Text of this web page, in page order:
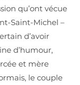
qu’ont vécue
Saint-Michel –
d’avoir
d’humour,
et mère
le couple